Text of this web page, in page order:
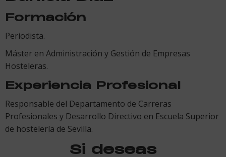
Formación
Periodista.
Máster en Administración y Gestión de Empresas
Hosteleras.
Experiencia Profesional
Responsable del Departamento de Carreras
Profesionales y Desarrollo Directivo en Escuela Superior
de hostelería de Sevilla.
Si deseas